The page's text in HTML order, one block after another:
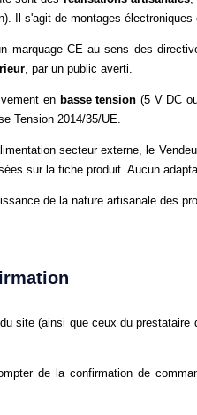
Il s'agit de montages
marquage CE au sens des
, par un public averti.
en basse tension (5 V DC
Tension 2014/35/UE.
secteur externe, le
sur la fiche produit. Aucun
de la nature artisanale des
site (ainsi que ceux du
de la confirmation de